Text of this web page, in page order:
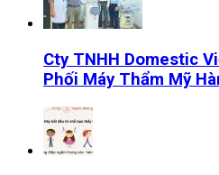
Cty TNHH Domestic
Phối Máy Thẩm Mỹ